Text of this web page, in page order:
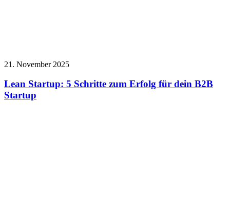
21. November 2025
Lean Startup: 5 Schritte zum Erfolg für dein B2B
Startup